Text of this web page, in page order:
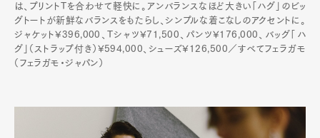
は、プリントTを合わせて軽快に。アンバランスなほど大きい「ハグ」のビッ
グトートが新鮮なバランスをもたらし、シンプルな着こなしのアクセントに。
ジャケット¥396,000、Tシャツ¥71,500、パンツ¥176,000、バッグ「ハ
グ」（ストラップ付き）¥594,000、シューズ¥126,500／すべてフェラガモ
（フェラガモ・ジャパン）